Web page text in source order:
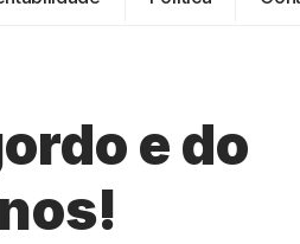
e do